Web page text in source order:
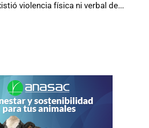
violencia física ni verbal de...